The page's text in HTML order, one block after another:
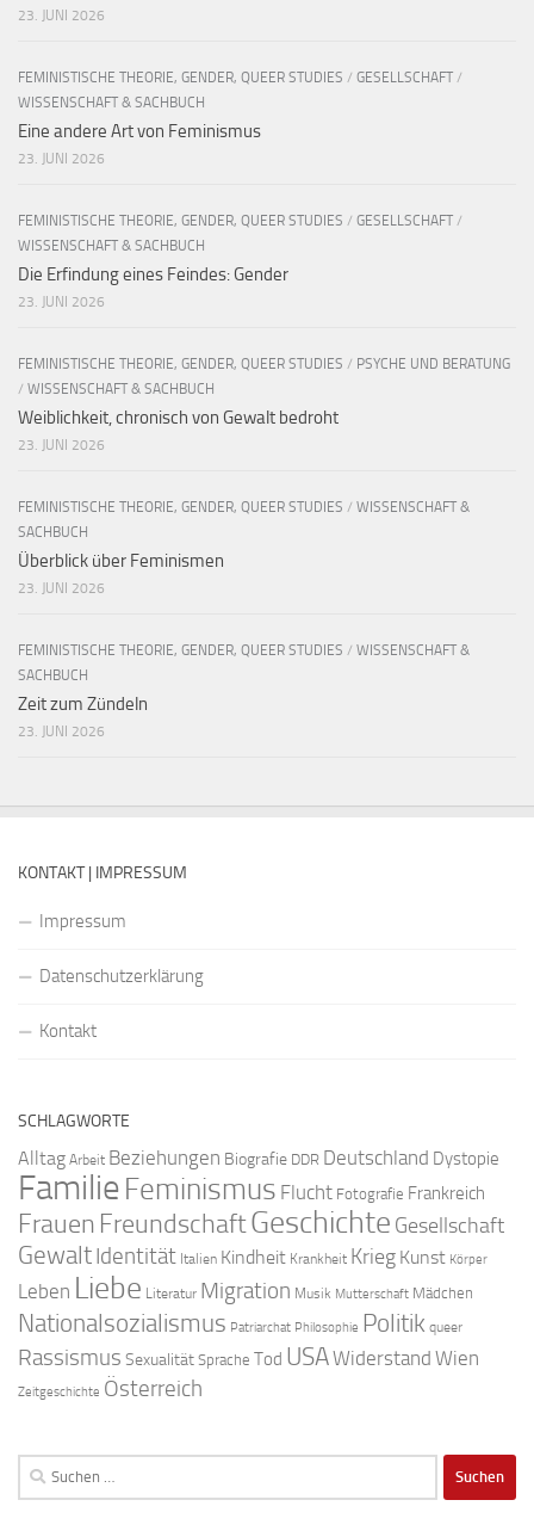
23. JUNI 2026
FEMINISTISCHE THEORIE, GENDER, QUEER STUDIES / GESELLSCHAFT /
WISSENSCHAFT & SACHBUCH
Eine andere Art von Feminismus
23. JUNI 2026
FEMINISTISCHE THEORIE, GENDER, QUEER STUDIES / GESELLSCHAFT /
WISSENSCHAFT & SACHBUCH
Die Erfindung eines Feindes: Gender
23. JUNI 2026
FEMINISTISCHE THEORIE, GENDER, QUEER STUDIES / PSYCHE UND BERATUNG
/ WISSENSCHAFT & SACHBUCH
Weiblichkeit, chronisch von Gewalt bedroht
23. JUNI 2026
FEMINISTISCHE THEORIE, GENDER, QUEER STUDIES / WISSENSCHAFT &
SACHBUCH
Überblick über Feminismen
23. JUNI 2026
FEMINISTISCHE THEORIE, GENDER, QUEER STUDIES / WISSENSCHAFT &
SACHBUCH
Zeit zum Zündeln
23. JUNI 2026
KONTAKT | IMPRESSUM
Impressum
Datenschutzerklärung
Kontakt
SCHLAGWORTE
Alltag Arbeit Beziehungen Biografie DDR Deutschland Dystopie
FamilieFeminismus Flucht Fotografie Frankreich
Frauen FreundschaftGeschichte Gesellschaft
GewaltIdentität Italien Kindheit Krankheit Krieg Kunst Körper
Leben Liebe Literatur Migration Musik Mutterschaft Mädchen
Nationalsozialismus Patriarchat Philosophie Politik queer
Rassismus SexualitätSprache Tod USAWiderstand Wien
Zeitgeschichte Österreich
Suchen
nach: